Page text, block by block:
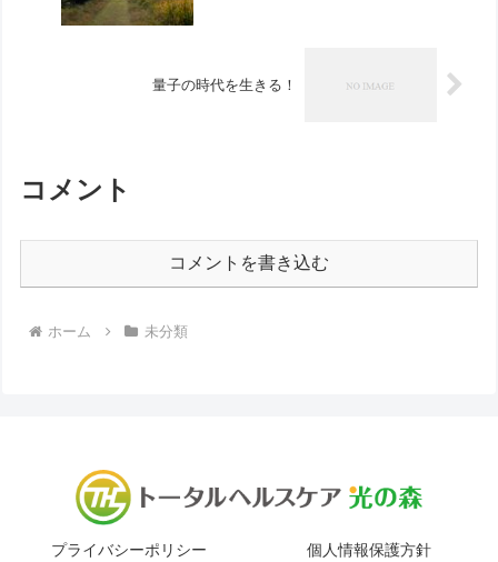
量子の時代を生きる！
コメント
コメントを書き込む
ホーム 未分類
プライバシーポリシー 個人情報保護方針